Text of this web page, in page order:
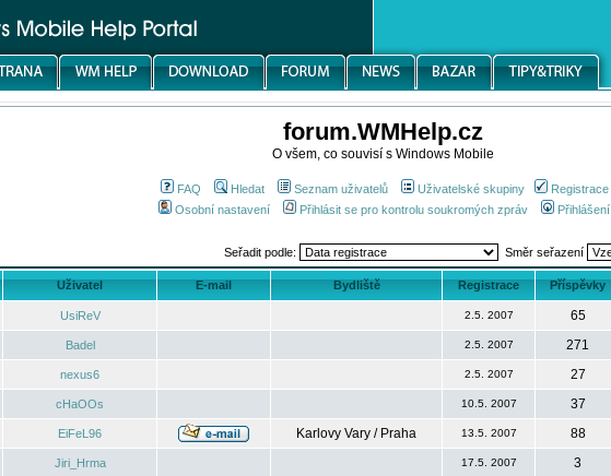
forum.WMHelp.cz
O všem, co souvisí s Windows Mobile
FAQ Hledat Seznam uživatelů Uživatelské skupiny
Registrace
Osobní nastavení
Přihlásit se pro kontrolu soukromých zpráv Přihlášení
Seřadit podle: Směr seřazení
Uživatel E-mail Bydliště Registrace Příspěvky
UsiReV 2.5. 2007
65
Badel 2.5. 2007
271
nexus6 2.5. 2007
27
cHaOOs 10.5. 2007
37
EiFeL96 Karlovy Vary / Praha 13.5. 2007
88
Jiri_Hrma 17.5. 2007
3